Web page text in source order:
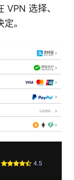
VPN 选择、
。